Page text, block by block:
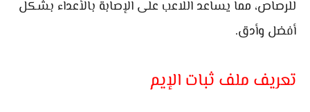
للرصاص، مما يساعد اللاعب على الإصابة بالأعداء بشكل
أفضل وأدق.
تعريف ملف ثبات الإيم